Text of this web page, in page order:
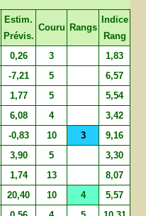
Estim.
Prévis.
Couru Rangs
Indice
Rang
0,26 3 1,83
-7,21 5 6,57
1,77 5 5,54
6,08 4 3,42
-0,83 10 3 9,16
3,90 5 3,30
1,74 13 8,07
20,40 10 4 5,57